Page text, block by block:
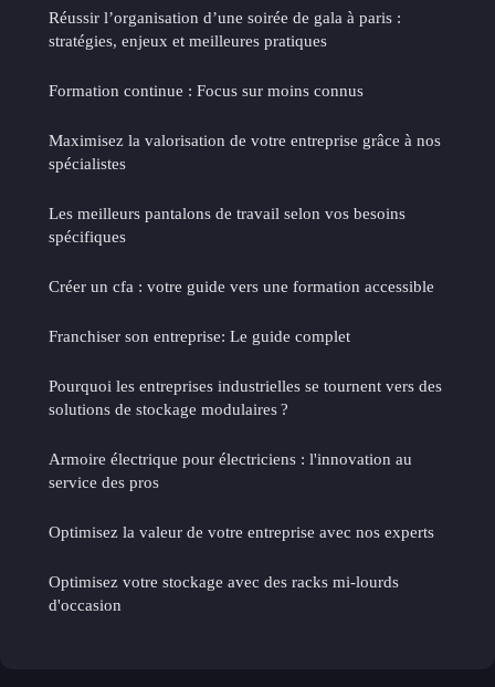
Réussir l’organisation d’une soirée de gala à paris :
stratégies, enjeux et meilleures pratiques
Formation continue : Focus sur moins connus
Maximisez la valorisation de votre entreprise grâce à nos
spécialistes
Les meilleurs pantalons de travail selon vos besoins
spécifiques
Créer un cfa : votre guide vers une formation accessible
Franchiser son entreprise: Le guide complet
Pourquoi les entreprises industrielles se tournent vers des
solutions de stockage modulaires ?
Armoire électrique pour électriciens : l'innovation au
service des pros
Optimisez la valeur de votre entreprise avec nos experts
Optimisez votre stockage avec des racks mi-lourds
d'occasion